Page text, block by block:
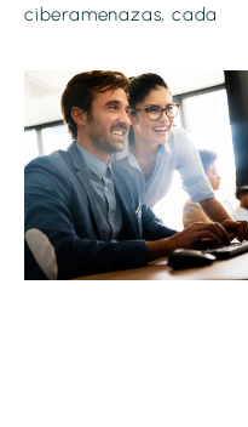
ciberamenazas, cada